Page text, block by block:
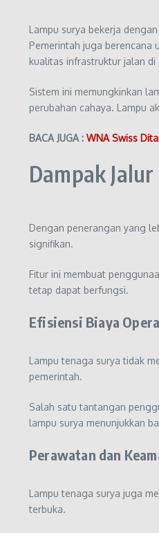
Lampu surya bekerja
Pemerintah juga berencana
kualitas infrastruktur jalan di
Sistem ini memungkinkan
perubahan cahaya. Lampu
BACA JUGA : WNA Swiss
Dampak
Dengan penerangan yang
signifikan.
Fitur ini membuat
tetap dapat berfungsi.
Efisiensi Biaya
Lampu tenaga surya tidak
pemerintah.
Salah satu tantangan
lampu surya menunjukkan
Perawatan dan
Lampu tenaga surya juga
terbuka.